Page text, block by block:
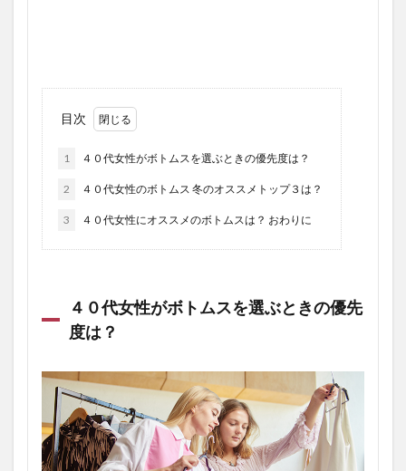
目次
1 ４０代女性がボトムスを選ぶときの優先度は？
2 ４０代女性のボトムス 冬のオススメトップ３は？
3 ４０代女性にオススメのボトムスは？ おわりに
４０代女性がボトムスを選ぶときの優先
度は？